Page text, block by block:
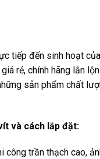
tiếp đến sinh hoạt
rẻ, chính hãng lẫn
sản phẩm chất
và cách lắp đặt:
trần thạch cao,